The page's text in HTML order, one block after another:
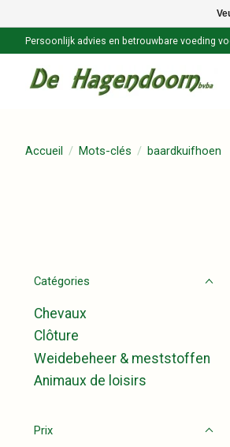
Persoonlijk advies en betrouwbare voeding
Accueil / Mots-clés / baardkuifhoen
Catégories
Chevaux
Clôture
Weidebeheer & meststoffen
Animaux de loisirs
Prix